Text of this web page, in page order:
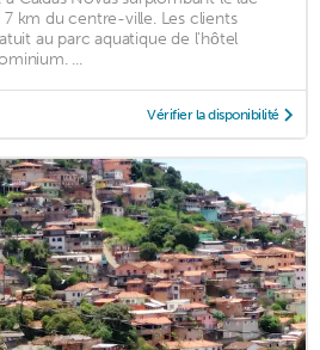
km du centre-ville. Les clients
au parc aquatique de l'hôtel
...
Vérifier la disponibilité